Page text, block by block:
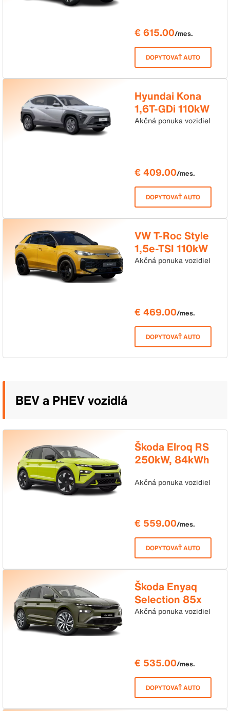
€ 615.00/mes.
DOPYTOVAŤ AUTO
Hyundai Kona
1,6T-GDi 110kW
7DCT Family
Akčná ponuka vozidiel
€ 409.00/mes.
DOPYTOVAŤ AUTO
VW T-Roc Style
1,5e-TSI 110kW
DSG
Akčná ponuka vozidiel
€ 469.00/mes.
DOPYTOVAŤ AUTO
BEV a PHEV vozidlá
Škoda Elroq RS
250kW, 84kWh
Akčná ponuka vozidiel
€ 559.00/mes.
DOPYTOVAŤ AUTO
Škoda Enyaq
Selection 85x
210kW, 82kWh
Akčná ponuka vozidiel
€ 535.00/mes.
DOPYTOVAŤ AUTO